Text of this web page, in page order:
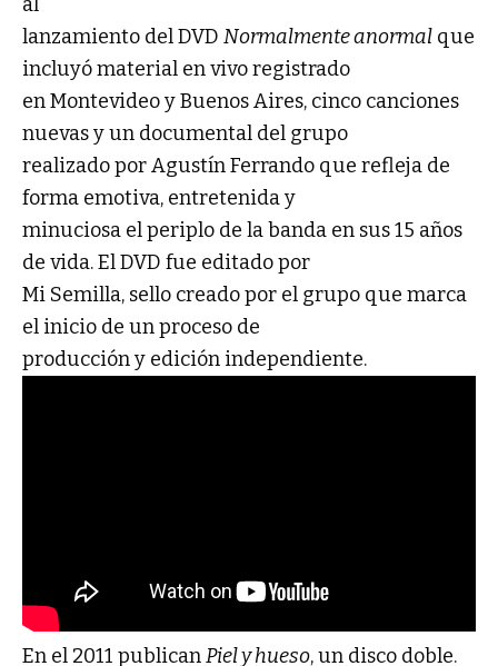
lanzamiento del DVD Normalmente anormal que
incluyó material en vivo registrado
en Montevideo y Buenos Aires, cinco canciones
nuevas y un documental del grupo
realizado por Agustín Ferrando que refleja de
forma emotiva, entretenida y
minuciosa el periplo de la banda en sus 15 años
de vida. El DVD fue editado por
Mi Semilla, sello creado por el grupo que marca
el inicio de un proceso de
producción y edición independiente.
En el 2011 publicanPiel y hueso, un disco doble.